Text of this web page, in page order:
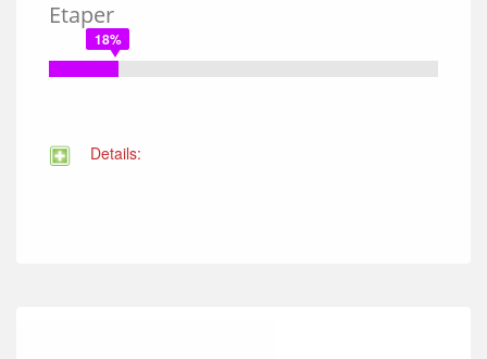
Etaper
18%
Details: